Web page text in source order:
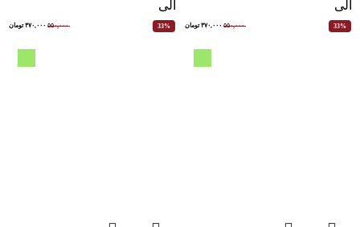
الی
33% ۵۵۰,۰۰۰ ۳۷۰,۰۰۰ تومان
الی
33% ۵۵۰,۰۰۰ ۳۷۰,۰۰۰ تومان